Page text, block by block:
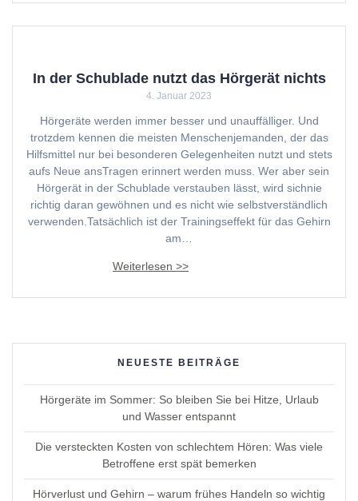
In der Schublade nutzt das Hörgerät nichts
4. Januar 2023
Hörgeräte werden immer besser und unauffälliger. Und
trotzdem kennen die meisten Menschenjemanden, der das
Hilfsmittel nur bei besonderen Gelegenheiten nutzt und stets
aufs Neue ansTragen erinnert werden muss. Wer aber sein
Hörgerät in der Schublade verstauben lässt, wird sichnie
richtig daran gewöhnen und es nicht wie selbstverständlich
verwenden.Tatsächlich ist der Trainingseffekt für das Gehirn
am…
NEUESTE BEITRÄGE
Hörgeräte im Sommer: So bleiben Sie bei Hitze, Urlaub
und Wasser entspannt
Die versteckten Kosten von schlechtem Hören: Was viele
Betroffene erst spät bemerken
Hörverlust und Gehirn – warum frühes Handeln so wichtig